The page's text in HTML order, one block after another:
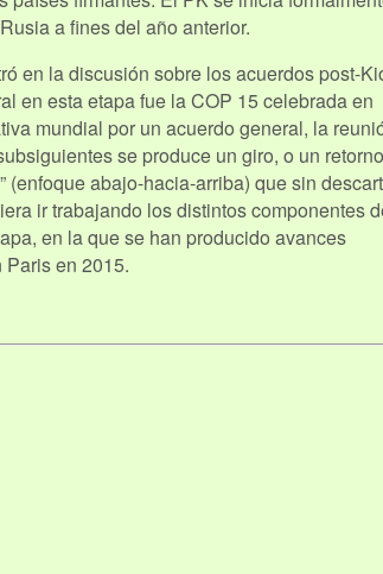
a fines del año anterior.
en la discusión sobre los acuerdos post-
en esta etapa fue la COP 15 celebrada en
mundial por un acuerdo general, la
se produce un giro, o un
(enfoque abajo-hacia-arriba) que sin
ir trabajando los distintos componentes
en la que se han producido avances
en 2015.